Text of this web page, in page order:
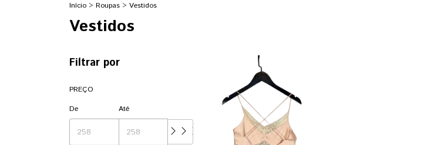
Início > Roupas > Vestidos
Vestidos
Filtrar por
PREÇO
De
Até